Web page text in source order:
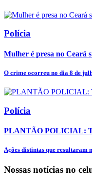
Polícia
Mulher é presa no Ceará
O crime ocorreu no dia 8 de
Polícia
PLANTÃO POLICIAL:
Ações distintas que resultaram
Nossas notícias no